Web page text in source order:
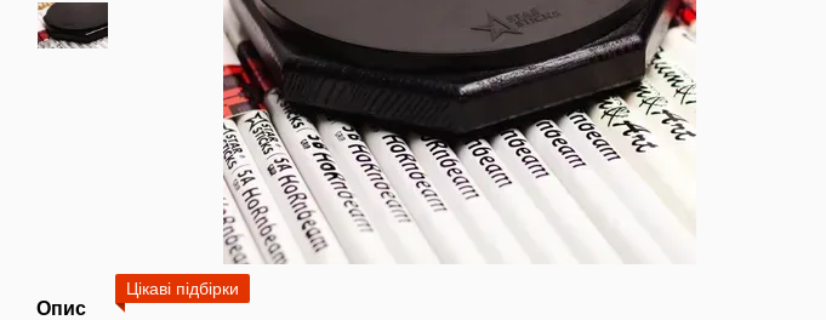
Цікаві підбірки
Опис